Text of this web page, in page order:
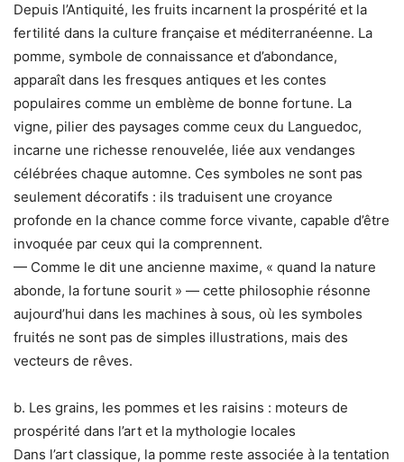
Depuis l’Antiquité, les fruits incarnent la prospérité et la
fertilité dans la culture française et méditerranéenne. La
pomme, symbole de connaissance et d’abondance,
apparaît dans les fresques antiques et les contes
populaires comme un emblème de bonne fortune. La
vigne, pilier des paysages comme ceux du Languedoc,
incarne une richesse renouvelée, liée aux vendanges
célébrées chaque automne. Ces symboles ne sont pas
seulement décoratifs : ils traduisent une croyance
profonde en la chance comme force vivante, capable d’être
invoquée par ceux qui la comprennent.
— Comme le dit une ancienne maxime, « quand la nature
abonde, la fortune sourit » — cette philosophie résonne
aujourd’hui dans les machines à sous, où les symboles
fruités ne sont pas de simples illustrations, mais des
vecteurs de rêves.
b. Les grains, les pommes et les raisins : moteurs de
prospérité dans l’art et la mythologie locales
Dans l’art classique, la pomme reste associée à la tentation